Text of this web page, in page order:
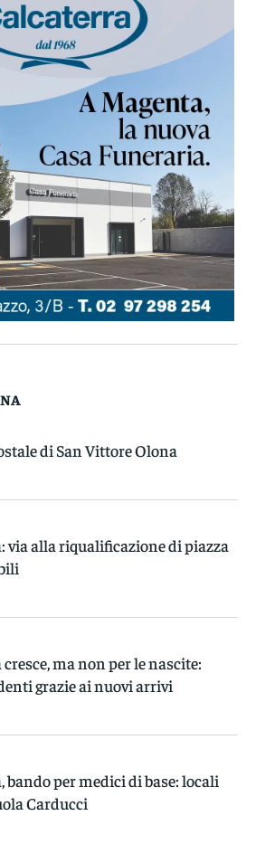
di San Vittore Olona
via alla riqualificazione di piazza
ma non per le nascite:
grazie ai nuovi arrivi
bando per medici di base: locali
Carducci